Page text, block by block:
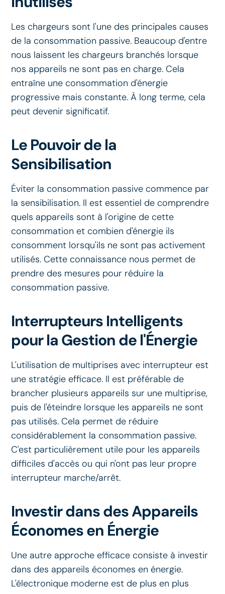
Les chargeurs sont l'une des principales causes
de la consommation passive. Beaucoup d'entre
nous laissent les chargeurs branchés lorsque
nos appareils ne sont pas en charge. Cela
entraîne une consommation d'énergie
progressive mais constante. À long terme, cela
peut devenir significatif.
Le Pouvoir de la
Sensibilisation
Éviter la consommation passive commence par
la sensibilisation. Il est essentiel de comprendre
quels appareils sont à l'origine de cette
consommation et combien d'énergie ils
consomment lorsqu'ils ne sont pas activement
utilisés. Cette connaissance nous permet de
prendre des mesures pour réduire la
consommation passive.
Interrupteurs Intelligents
pour la Gestion de l'Énergie
L'utilisation de multiprises avec interrupteur est
une stratégie efficace. Il est préférable de
brancher plusieurs appareils sur une multiprise,
puis de l'éteindre lorsque les appareils ne sont
pas utilisés. Cela permet de réduire
considérablement la consommation passive.
C'est particulièrement utile pour les appareils
difficiles d'accès ou qui n'ont pas leur propre
interrupteur marche/arrêt.
Investir dans des Appareils
Économes en Énergie
Une autre approche efficace consiste à investir
dans des appareils économes en énergie.
L'électronique moderne est de plus en plus